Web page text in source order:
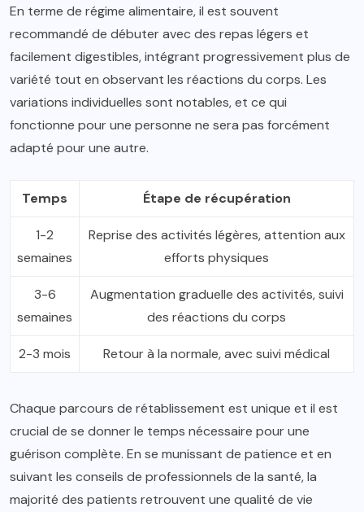
En terme de régime alimentaire, il est souvent
recommandé de débuter avec des repas légers et
facilement digestibles, intégrant progressivement plus de
variété tout en observant les réactions du corps. Les
variations individuelles sont notables, et ce qui
fonctionne pour une personne ne sera pas forcément
adapté pour une autre.
Temps Étape de récupération
1-2
semaines
Reprise des activités légères, attention aux
efforts physiques
3-6
semaines
Augmentation graduelle des activités, suivi
des réactions du corps
2-3 mois Retour à la normale, avec suivi médical
Chaque parcours de rétablissement est unique et il est
crucial de se donner le temps nécessaire pour une
guérison complète. En se munissant de patience et en
suivant les conseils de professionnels de la santé, la
majorité des patients retrouvent une qualité de vie